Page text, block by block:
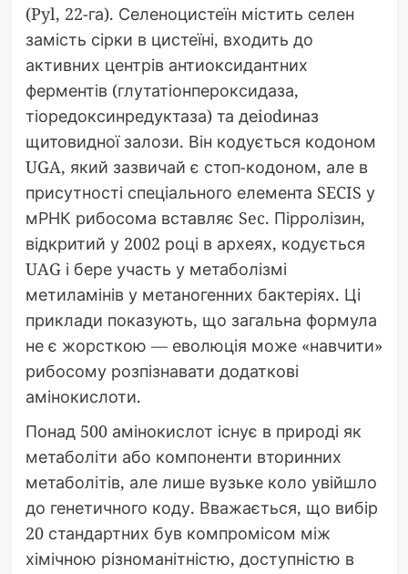
(Pyl, 22-га). Селеноцистеїн містить селен
замість сірки в цистеїні, входить до
активних центрів антиоксидантних
ферментів (глутатіонпероксидаза,
тіоредоксинредуктаза) та деiodиназ
щитовидної залози. Він кодується кодоном
UGA, який зазвичай є стоп-кодоном, але в
присутності спеціального елемента SECIS у
мРНК рибосома вставляє Sec. Пірролізин,
відкритий у 2002 році в археях, кодується
UAG і бере участь у метаболізмі
метиламінів у метаногенних бактеріях. Ці
приклади показують, що загальна формула
не є жорсткою — еволюція може «навчити»
рибосому розпізнавати додаткові
амінокислоти.
Понад 500 амінокислот існує в природі як
метаболіти або компоненти вторинних
метаболітів, але лише вузьке коло увійшло
до генетичного коду. Вважається, що вибір
20 стандартних був компромісом між
хімічною різноманітністю, доступністю в